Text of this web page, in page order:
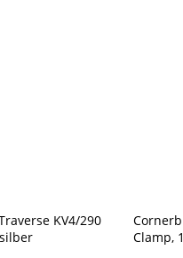
KV4/290
Clamp,